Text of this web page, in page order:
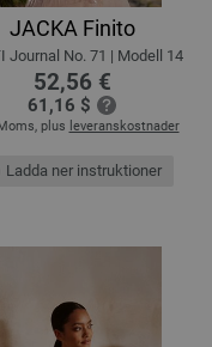
JACKA Finito
Journal No. 71 | Modell 14
52,56 €
61,16 $
plus leveranskostnader
Ladda ner instruktioner